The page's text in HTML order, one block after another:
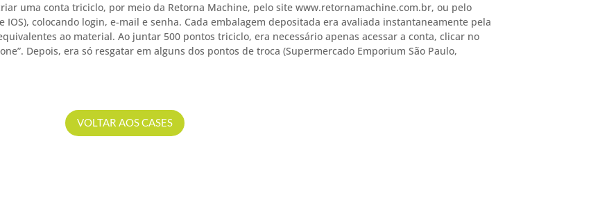
uma conta triciclo, por meio da Retorna Machine, pelo site www.retornamachine.com.br, ou pelo
colocando login, e-mail e senha. Cada embalagem depositada era avaliada instantaneamente pela
ao material. Ao juntar 500 pontos triciclo, era necessário apenas acessar a conta, clicar no
Depois, era só resgatar em alguns dos pontos de troca (Supermercado Emporium São Paulo,
VOLTAR AOS CASES